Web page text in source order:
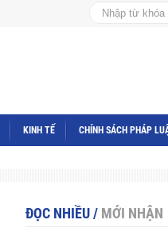
KINH TẾ CHÍNH SÁCH PHÁP
ĐỌC NHIỀU/ MỚI NHẬN